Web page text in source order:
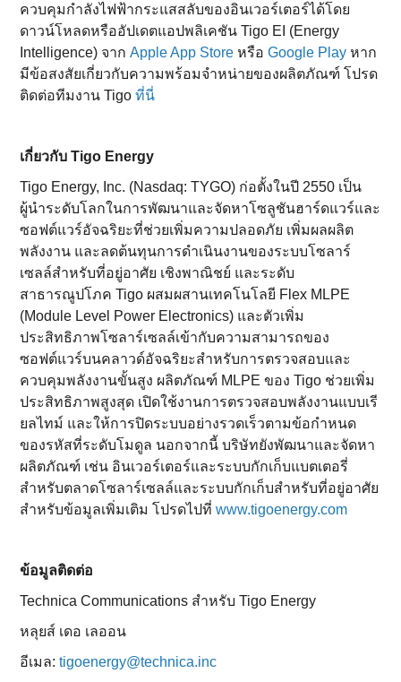
ควบคุมกำลังไฟฟ้ากระแสสลับของอินเวอร์เตอร์ได้โดย
ดาวน์โหลดหรืออัปเดตแอปพลิเคชัน Tigo EI (Energy
Intelligence) จากApple App Store หรือGoogle Play หาก
มีข้อสงสัยเกี่ยวกับความพร้อมจำหน่ายของผลิตภัณฑ์ โปรด
ติดต่อทีมงาน Tigoที่นี่
เกี่ยวกับ Tigo Energy
Tigo Energy, Inc. (Nasdaq: TYGO) ก่อตั้งในปี 2550 เป็น
ผู้นำระดับโลกในการพัฒนาและจัดหาโซลูชันฮาร์ดแวร์และ
ซอฟต์แวร์อัจฉริยะที่ช่วยเพิ่มความปลอดภัย เพิ่มผลผลิต
พลังงาน และลดต้นทุนการดำเนินงานของระบบโซลาร์
เซลล์สำหรับที่อยู่อาศัย เชิงพาณิชย์ และระดับ
สาธารณูปโภค Tigo ผสมผสานเทคโนโลยี Flex MLPE
(Module Level Power Electronics) และตัวเพิ่ม
ประสิทธิภาพโซลาร์เซลล์เข้ากับความสามารถของ
ซอฟต์แวร์บนคลาวด์อัจฉริยะสำหรับการตรวจสอบและ
ควบคุมพลังงานขั้นสูง ผลิตภัณฑ์ MLPE ของ Tigo ช่วยเพิ่ม
ประสิทธิภาพสูงสุด เปิดใช้งานการตรวจสอบพลังงานแบบเรี
ยลไทม์ และให้การปิดระบบอย่างรวดเร็วตามข้อกำหนด
ของรหัสที่ระดับโมดูล นอกจากนี้ บริษัทยังพัฒนาและจัดหา
ผลิตภัณฑ์ เช่น อินเวอร์เตอร์และระบบกักเก็บแบตเตอรี่
สำหรับตลาดโซลาร์เซลล์และระบบกักเก็บสำหรับที่อยู่อาศัย
สำหรับข้อมูลเพิ่มเติม โปรดไปที่www.tigoenergy.com
ข้อมูลติดต่อ
Technica Communications สำหรับ Tigo Energy
หลุยส์ เดอ เลออน
อีเมล:tigoenergy@technica.inc